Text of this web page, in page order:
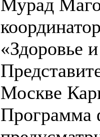
Мурад
«Здоровье
Москве
Программа